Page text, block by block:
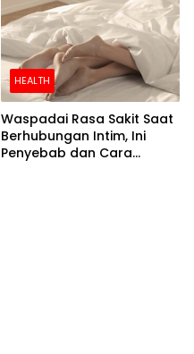
HEALTH
Waspadai Rasa Sakit Saat
Berhubungan Intim, Ini
Penyebab dan Cara